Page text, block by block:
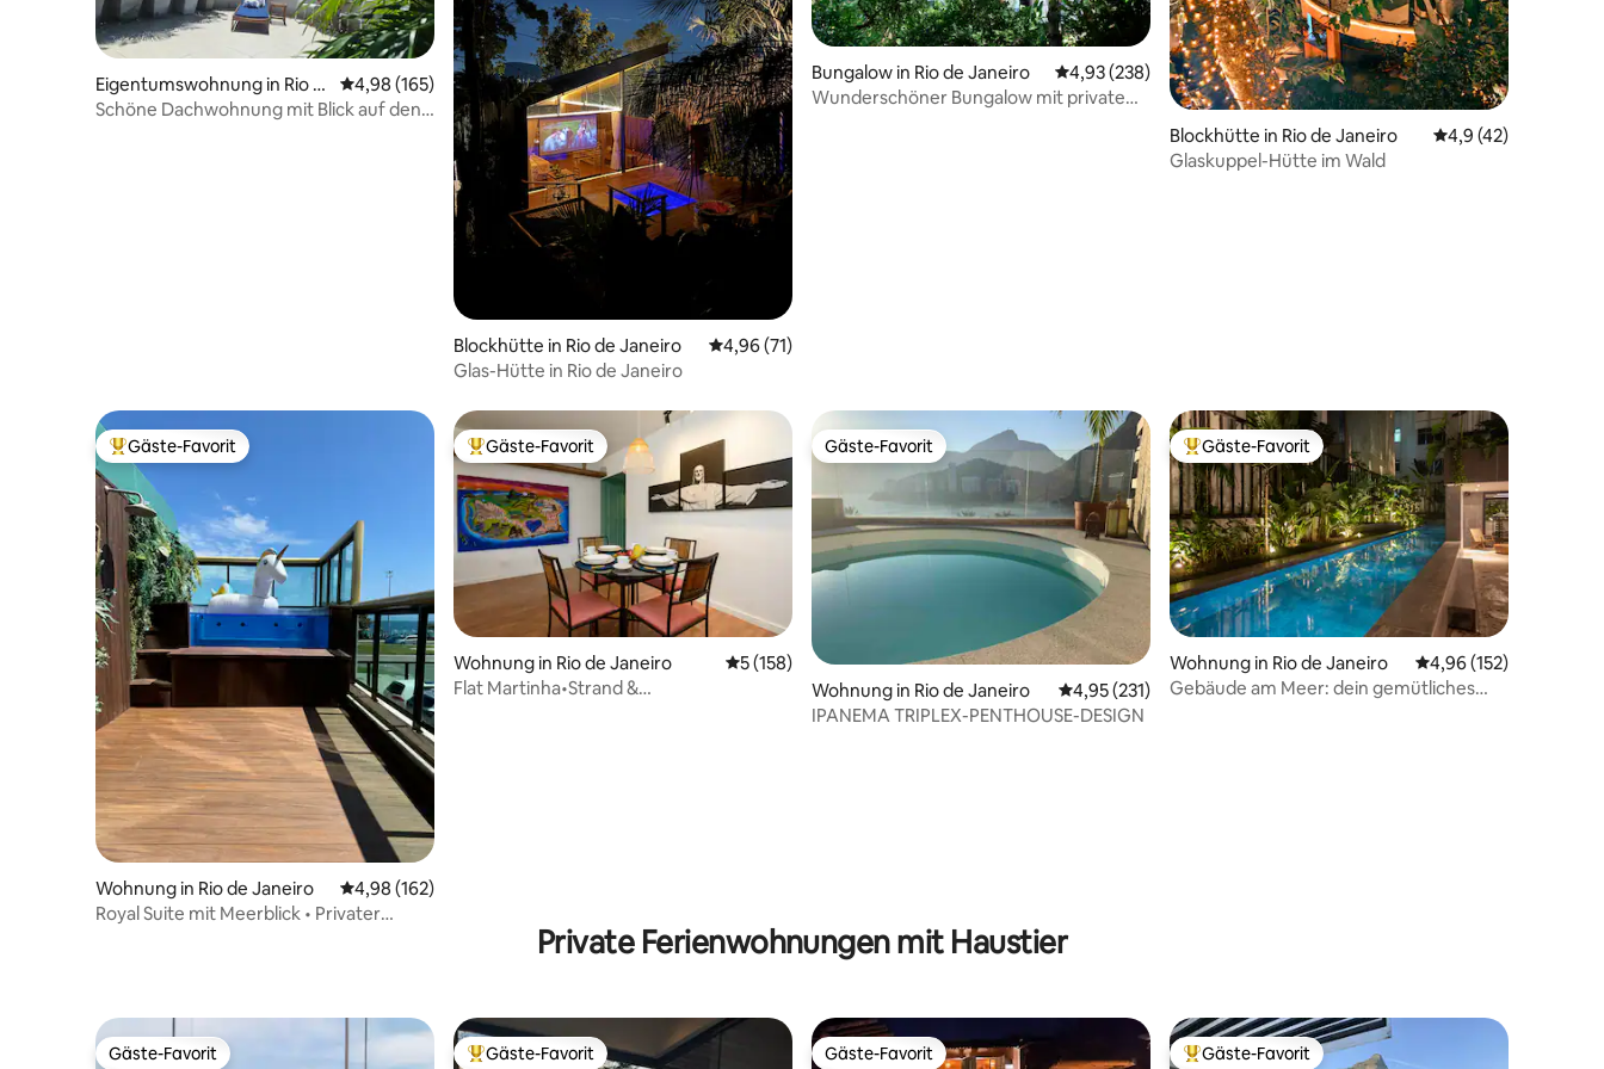
Eigentumswohnung in Rio d
e Janeiro
Durchschnittliche Bewertung: 4,98 von 5, 165 Bewertungen
4,98 (165)
Schöne Dachwohnung mit Blick auf den
Blockhütte in Rio de Janeiro Durchschnittliche Bewertung: 4,96 von 5, 71 Bewertungen
4,96 (71)
Glas-Hütte in Rio de Janeiro
Bungalow in Rio de Janeiro Durchschnittliche Bewertung: 4,93 von 5, 238 Bewertungen
4,93 (238)
Wunderschöner Bungalow mit privatem
Blockhütte in Rio de Janeiro Durchschnittliche
4,9 (42)
Glaskuppel-Hütte im Wald
Beliebter Gäste-Favorit.
Gäste-Favorit
Wohnung in Rio de Janeiro Durchschnittliche Bewertung: 4,98 von 5, 162 Bewertungen
4,98 (162)
Royal Suite mit Meerblick • Privater
Beliebter Gäste-Favorit.
Gäste-Favorit
Wohnung in Rio de Janeiro Durchschnittliche Bewertung: 5 von 5, 158 Bewertungen
5 (158)
Flat Martinha•Strand &
Gäste-Favorit
Gäste-Favorit
Wohnung in Rio de Janeiro Durchschnittliche Bewertung: 4,95 von 5, 231 Bewertungen
4,95 (231)
IPANEMA TRIPLEX-PENTHOUSE-DESIGN
Beliebter Gäste-Favorit.
Gäste-Favorit
Wohnung in Rio de Janeiro Durchschnittliche
4,96 (152)
Gebäude am Meer: dein gemütliches
Private Ferienwohnungen mit Haustier
Gäste-Favorit
Gäste-Favorit Beliebter Gäste-Favorit.
Gäste-Favorit Gäste-Favorit
Gäste-Favorit Beliebter Gäste-Favorit.
Gäste-Favorit